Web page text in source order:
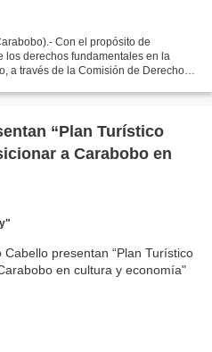
Con el propósito de
los derechos fundamentales en la
a través de la Comisión de Derechos
“Plan Turístico
a Carabobo en